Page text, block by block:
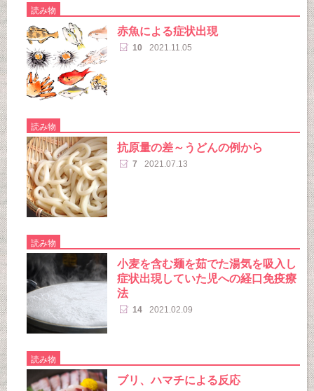
読み物
赤魚による症状出現
10 2021.11.05
読み物
抗原量の差～うどんの例から
7 2021.07.13
読み物
小麦を含む麺を茹でた湯気を吸入し
症状出現していた児への経口免疫療
法
14 2021.02.09
読み物
ブリ、ハマチによる反応